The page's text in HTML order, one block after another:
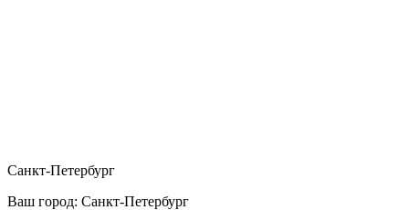
Санкт-Петербург
Ваш город: Санкт-Петербург